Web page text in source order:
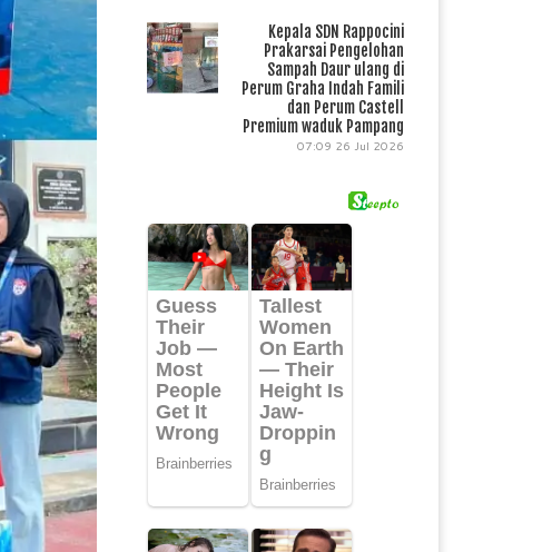
Kepala SDN Rappocini
Prakarsai Pengelohan
Sampah Daur ulang di
Perum Graha Indah Famili
dan Perum Castell
Premium waduk Pampang
07:09 26 Jul 2026